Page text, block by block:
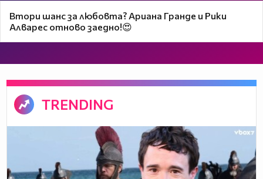
Втори шанс за любовта? Ариана Гранде и Рики
Алварес отново заедно!😍
TRENDING